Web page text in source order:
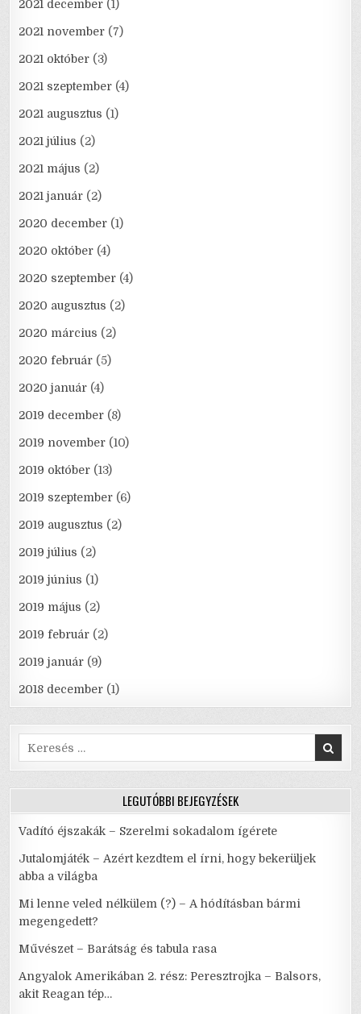
2021 december (1)
2021 november (7)
2021 október (3)
2021 szeptember (4)
2021 augusztus (1)
2021 július (2)
2021 május (2)
2021 január (2)
2020 december (1)
2020 október (4)
2020 szeptember (4)
2020 augusztus (2)
2020 március (2)
2020 február (5)
2020 január (4)
2019 december (8)
2019 november (10)
2019 október (13)
2019 szeptember (6)
2019 augusztus (2)
2019 július (2)
2019 június (1)
2019 május (2)
2019 február (2)
2019 január (9)
2018 december (1)
Search
for:
LEGUTÓBBI BEJEGYZÉSEK
Vadító éjszakák – Szerelmi sokadalom ígérete
Jutalomjáték – Azért kezdtem el írni, hogy bekerüljek
abba a világba
Mi lenne veled nélkülem (?) – A hódításban bármi
megengedett?
Művészet – Barátság és tabula rasa
Angyalok Amerikában 2. rész: Peresztrojka – Balsors,
akit Reagan tép…